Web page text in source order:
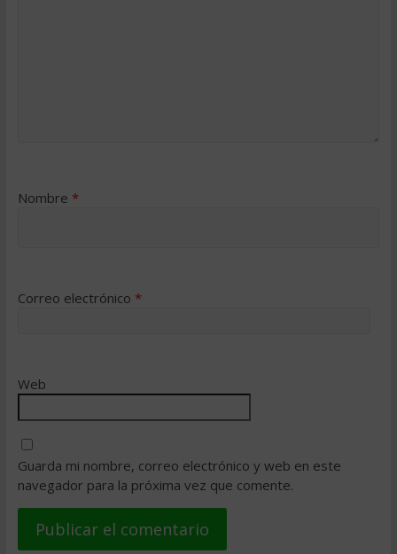
Nombre *
Correo electrónico *
Web
Guarda mi nombre, correo electrónico y web en este
navegador para la próxima vez que comente.